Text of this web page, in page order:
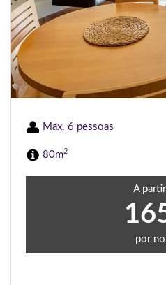
Max. 6 pessoas
80m2
A
por